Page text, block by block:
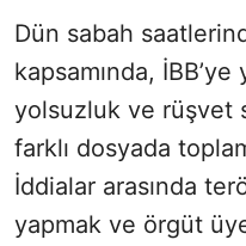
Dün sabah
kapsamında,
yolsuzluk ve rüşvet
farklı dosyada
İddialar arasında
yapmak ve örgüt